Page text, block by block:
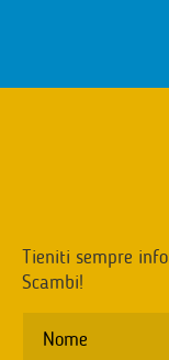
Tieniti sempre
Scambi!